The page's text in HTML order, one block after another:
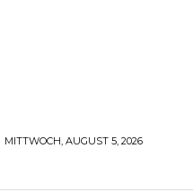
MITTWOCH, AUGUST 5, 2026